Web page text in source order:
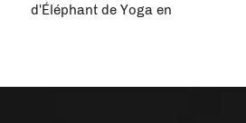
d'Éléphant de Yoga en
Solaire